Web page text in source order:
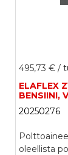
495,73 € /
ELAFLEX
BENSIINI,
20250276
oleellista